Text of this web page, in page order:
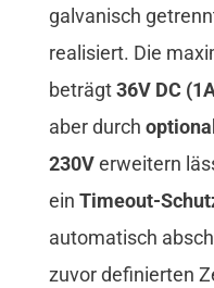
galvanisch
realisiert. Die
beträgt36V DC
aber durch
230Verweitern
ein Timeout-
automatisch
zuvor definierten